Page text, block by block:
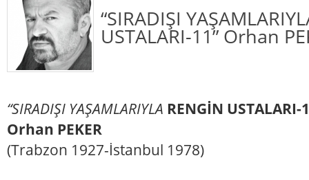
“SIRADIŞI
USTALARI-11” Orhan
“SIRADIŞI YAŞAMLARIYLA RENGİN USTALARI-
Orhan PEKER
(Trabzon 1927-İstanbul 1978)